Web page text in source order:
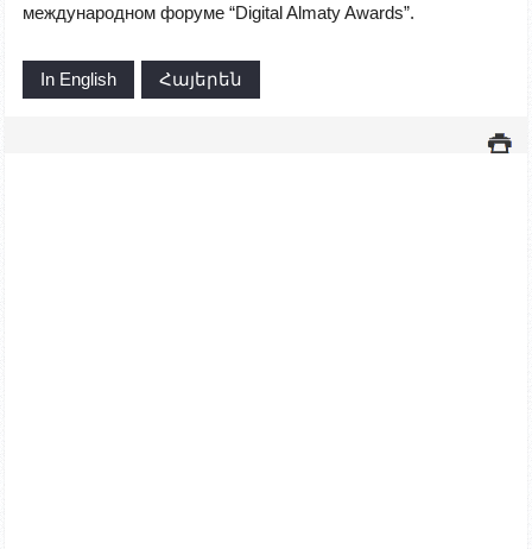
международном форуме “Digital Almaty Awards”.
In English Հայերեն